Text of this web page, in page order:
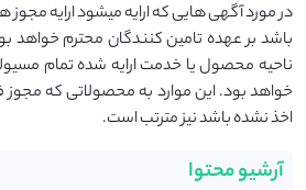
در مورد آگهی هایی که ارایه میشود ارایه مجوز
باشد بر عهده تامین کنندگان محترم خواهد
ناحیه محصول یا خدمت ارایه شده تمام
خواهد بود. این موارد به محصولاتی که
اخذ نشده باشد نیز مترتب است.
آرشیو محتوا